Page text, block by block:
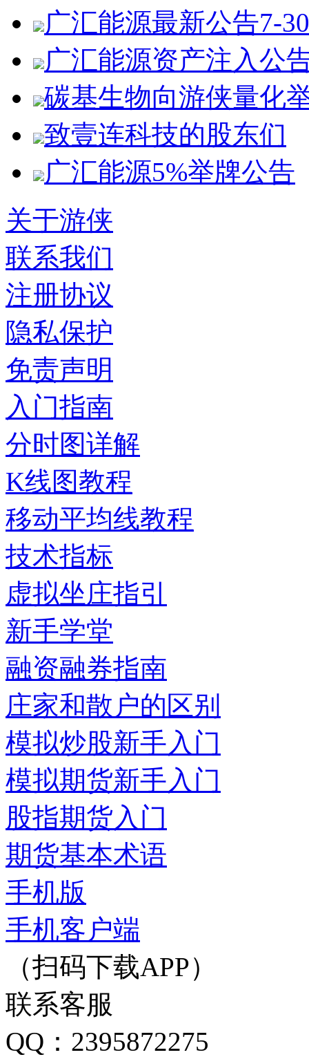
广汇能源最新公告7-30
广汇能源资产注入公
碳基生物向游侠量化
致壹连科技的股东们
广汇能源5%举牌公告
关于游侠
联系我们
注册协议
隐私保护
免责声明
入门指南
分时图详解
K线图教程
移动平均线教程
技术指标
虚拟坐庄指引
新手学堂
融资融券指南
庄家和散户的区别
模拟炒股新手入门
模拟期货新手入门
股指期货入门
期货基本术语
手机版
手机客户端
（扫码下载APP）
联系客服
QQ：2395872275